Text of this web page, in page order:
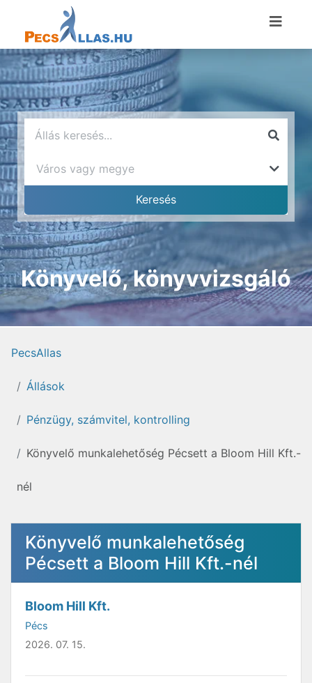
Könyvelő, könyvvizsgáló
PecsAllas
Állások
Pénzügy, számvitel, kontrolling
Könyvelő munkalehetőség Pécsett a Bloom Hill Kft.-
nél
Könyvelő munkalehetőség
Pécsett a Bloom Hill Kft.-nél
Bloom Hill Kft.
Pécs
2026. 07. 15.